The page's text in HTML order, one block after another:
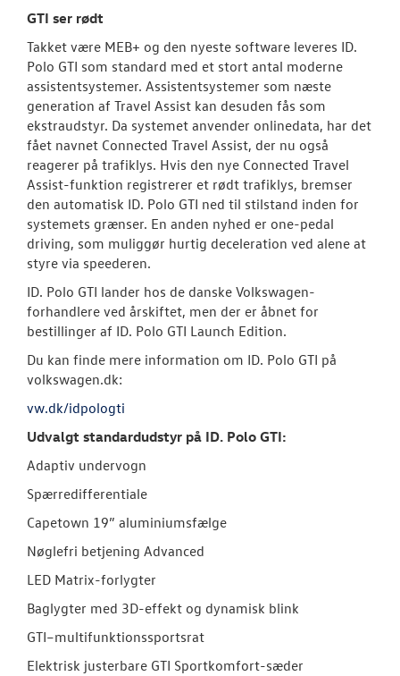
GTI ser rødt
Takket være MEB+ og den nyeste software leveres ID.
Polo GTI som standard med et stort antal moderne
assistentsystemer. Assistentsystemer som næste
generation af Travel Assist kan desuden fås som
ekstraudstyr. Da systemet anvender onlinedata, har det
fået navnet Connected Travel Assist, der nu også
reagerer på trafiklys. Hvis den nye Connected Travel
Assist-funktion registrerer et rødt trafiklys, bremser
den automatisk ID. Polo GTI ned til stilstand inden for
systemets grænser. En anden nyhed er one-pedal
driving, som muliggør hurtig deceleration ved alene at
styre via speederen.
ID. Polo GTI lander hos de danske Volkswagen-
forhandlere ved årskiftet, men der er åbnet for
bestillinger af ID. Polo GTI Launch Edition.
Du kan finde mere information om ID. Polo GTI på
volkswagen.dk:
vw.dk/idpologti
Udvalgt standardudstyr på ID. Polo GTI:
Adaptiv undervogn
Spærredifferentiale
Capetown 19” aluminiumsfælge
Nøglefri betjening Advanced
LED Matrix-forlygter
Baglygter med 3D-effekt og dynamisk blink
GTI–multifunktionssportsrat
Elektrisk justerbare GTI Sportkomfort-sæder